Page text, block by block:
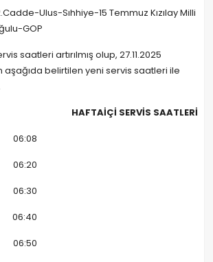
Ulus-Sıhhiye-15 Temmuz Kızılay Milli
GOP
saatleri artırılmış olup, 27.11.2025
belirtilen yeni servis saatleri ile
HAFTAİÇİ SERVİS SAATLERİ
06:08
06:20
06:30
06:40
06:50